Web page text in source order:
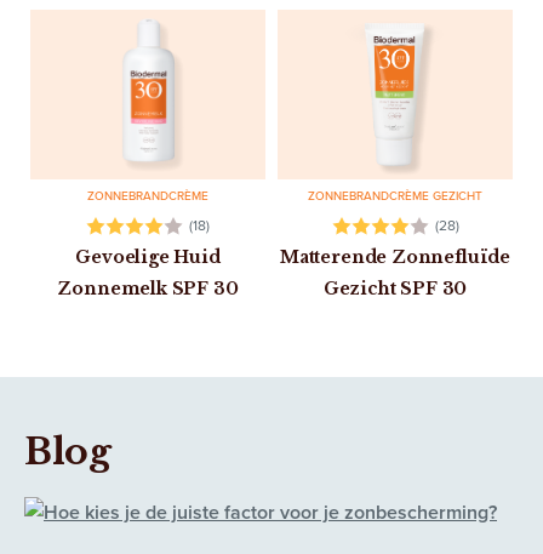
ZONNEBRANDCRÈME
(18)
Gevoelige Huid
Zonnemelk SPF 30
ZONNEBRANDCRÈME GEZICHT
(28)
Matterende Zonnefluïde
Gezicht SPF 30
Blog